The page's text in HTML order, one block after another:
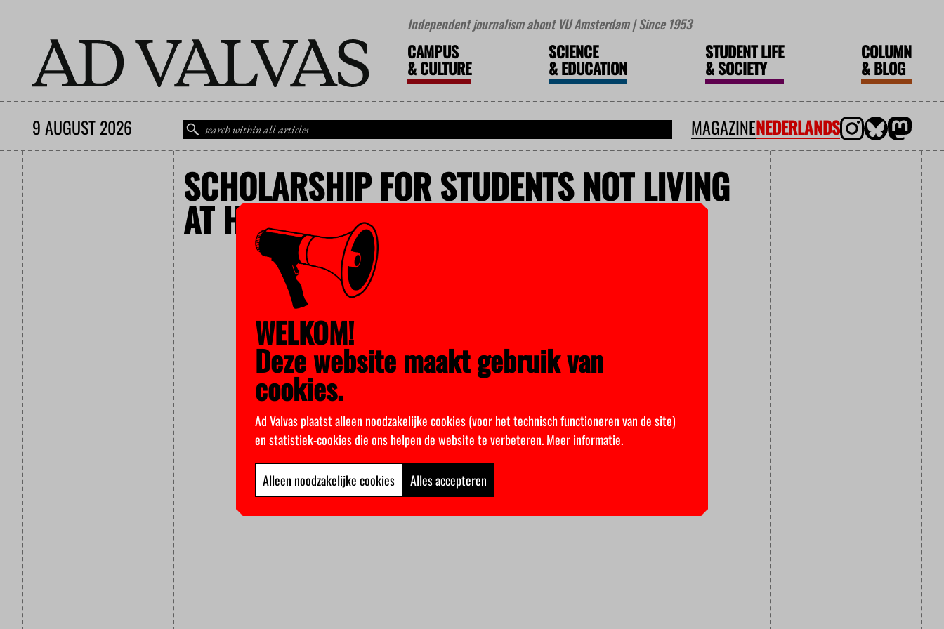
Independent journalism about VU Amsterdam | Since 1953
CAMPUS
&CULTURE
SCIENCE
&EDUCATION
STUDENT LIFE
&SOCIETY
COLUMN
&BLOG
9 AUGUST 2026 MAGAZINENEDERLANDS
SCHOLARSHIP FOR STUDENTS NOT LIVING
AT HOME
WELKOM!
Deze website maakt gebruik van
cookies.
Ad Valvas plaatst alleen noodzakelijke cookies (voor het technisch functioneren van de site)
en statistiek-cookies die ons helpen de website te verbeteren.Meer informatie.
Alleen noodzakelijke cookies Alles accepteren